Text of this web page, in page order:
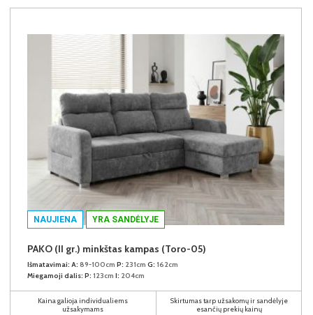
NAUJIENA YRA SANDĖLYJE
PAKO (II gr.) minkštas kampas (Toro-05)
Išmatavimai: A: 89-100cm P: 231cm G: 162cm
Miegamoji dalis: P: 123cm I: 204cm
Kaina galioja individualiems
užsakymams
Skirtumas tarp užsakomų ir sandėlyje
esančių prekių kainų